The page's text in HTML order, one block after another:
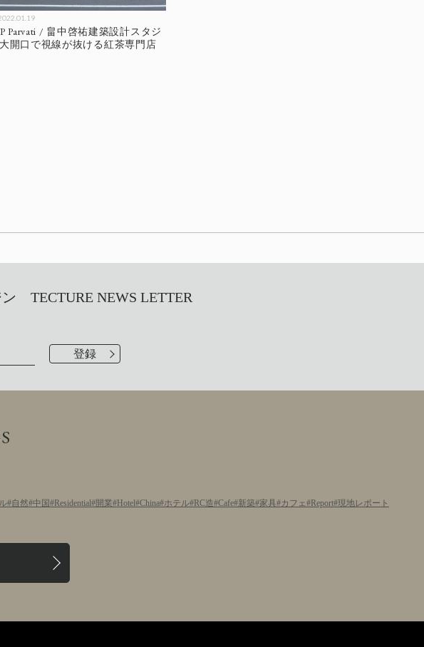
Parvati / 畠中啓祐建築設計スタジ
開口で視線が抜ける紅茶専門店
TECTURE NEWS LETTER
自然 中国 Residential 開業 Hotel China ホテル RC造 Cafe 新築 家具 カフェ Report 現地レポート